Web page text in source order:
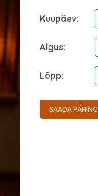
Kuupäev:
Algus:
Lõpp:
SAADA PÄRING